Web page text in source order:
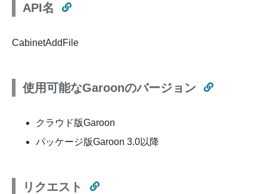
API名
CabinetAddFile
使用可能なGaroonのバージョン
クラウド版Garoon
パッケージ版Garoon 3.0以降
リクエスト